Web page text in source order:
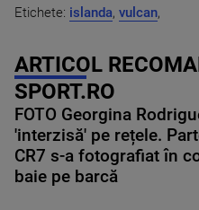
Etichete: islanda, vulcan,
ARTICOL
SPORT.RO
FOTO Georgina
'interzisă' pe rețele.
CR7 s-a fotografiat în
baie pe barcă